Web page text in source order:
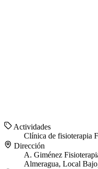
Actividades
Clínica de fisioterapia
Dirección
A. Giménez
Almeragua, Local